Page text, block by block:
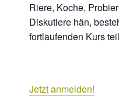
Riere, Koche,
Diskutiere hän,
fortlaufenden Kurs
Jetzt anmelden!